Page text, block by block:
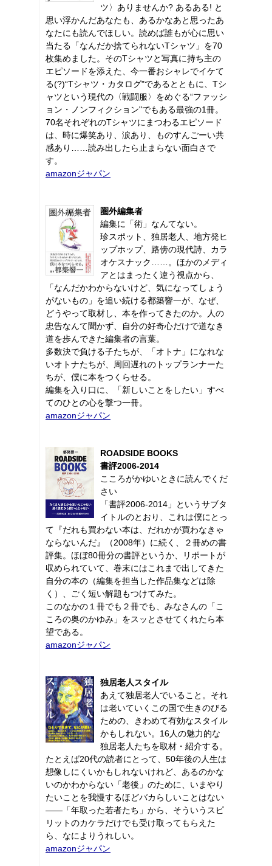
ツ〉ありませんか? あるある! と
思い浮かんだあなたも、あるかなあと思ったあ
なたにも読んでほしい。読めば誰もが心に思い
当たる「なんだか捨てられないTシャツ」を70
枚集めました。そのTシャツと写真に持ち主の
エピソードを添えた、今一番おシャレでイケて
る(?)“Tシャツ・カタログ"であるとともに、Tシ
ャツという現代の〈戦闘服〉をめぐる“ファッシ
ョン・ノンフィクション"でもある最強の1冊。
70名それぞれのTシャツにまつわるエピソード
は、時に爆笑あり、涙あり、ものすんごーい共
感あり……読み出したら止まらない面白さで
す。
amazonジャパン
圏外編集者
編集に「術」なんてない。
珍スポット、独居老人、地方発ヒ
ップホップ、路傍の現代詩、カラ
オケスナック……。ほかのメディ
アとはまったく違う視点から、
「なんだかわからないけど、気になってしょう
がないもの」を追い続ける都築響一が、なぜ、
どうやって取材し、本を作ってきたのか。人の
忠告なんて聞かず、自分の好奇心だけで道なき
道を歩んできた編集者の言葉。
多数決で負ける子たちが、「オトナ」になれな
いオトナたちが、周回遅れのトップランナーた
ちが、僕に本をつくらせる。
編集を入り口に、「新しいことをしたい」すべ
てのひとの心を撃つ一冊。
amazonジャパン
ROADSIDE BOOKS
書評2006-2014
こころがかゆいときに読んでくだ
さい
「書評2006-2014」というサブタ
イトルのとおり、これは僕にとっ
て『だれも買わない本は、だれかが買わなきゃ
ならないんだ』（2008年）に続く、２冊めの書
評集。ほぼ80冊分の書評というか、リポートが
収められていて、巻末にはこれまで出してきた
自分の本の（編集を担当した作品集などは除
く）、ごく短い解題もつけてみた。
このなかの１冊でも２冊でも、みなさんの「こ
ころの奥のかゆみ」をスッとさせてくれたら本
望である。
amazonジャパン
独居老人スタイル
あえて独居老人でいること。それ
は老いていくこの国で生きのびる
ための、きわめて有効なスタイル
かもしれない。16人の魅力的な
独居老人たちを取材・紹介する。
たとえば20代の読者にとって、50年後の人生は
想像しにくいかもしれないけれど、あるのかな
いのかわからない「老後」のために、いまやり
たいことを我慢するほどバカらしいことはない
――「年取った若者たち」から、そういうスピ
リットのカケラだけでも受け取ってもらえた
ら、なによりうれしい。
amazonジャパン